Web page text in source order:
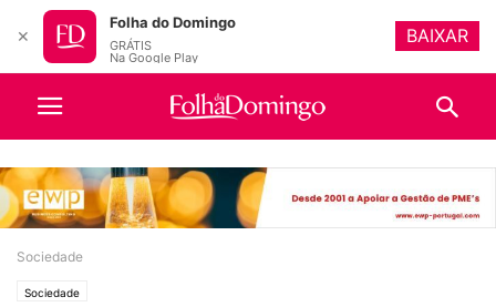
Sociedade
Sociedade
✕
Folha do Domingo
GRÁTIS
Na Google Play
BAIXAR